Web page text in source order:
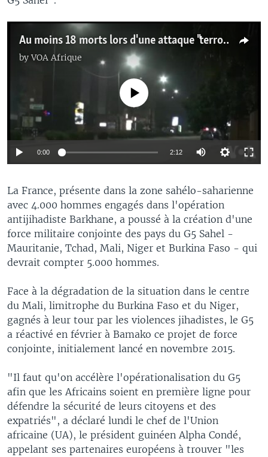
Au moins 18 morts lors d'une attaque "terroriste" à Ouagadougou (vidéo)
byVOA Afrique
No media source currently available
0:00 2:12
La France, présente dans la zone sahélo-saharienne
avec 4.000 hommes engagés dans l'opération
antijihadiste Barkhane, a poussé à la création d'une
force militaire conjointe des pays du G5 Sahel -
Mauritanie, Tchad, Mali, Niger et Burkina Faso - qui
devrait compter 5.000 hommes.
Face à la dégradation de la situation dans le centre
du Mali, limitrophe du Burkina Faso et du Niger,
gagnés à leur tour par les violences jihadistes, le G5
a réactivé en février à Bamako ce projet de force
conjointe, initialement lancé en novembre 2015.
"Il faut qu'on accélère l'opérationalisation du G5
afin que les Africains soient en première ligne pour
défendre la sécurité de leurs citoyens et des
expatriés", a déclaré lundi le chef de l'Union
africaine (UA), le président guinéen Alpha Condé,
appelant ses partenaires européens à trouver "les